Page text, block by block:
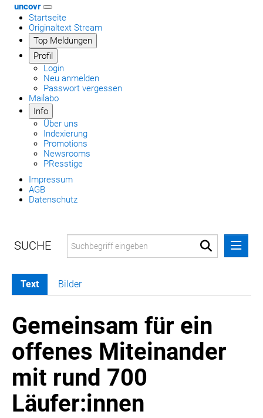
uncovr
Startseite
Originaltext Stream
Top Meldungen
Profil
Login
Neu anmelden
Passwort vergessen
Mailabo
Info
Über uns
Indexierung
Promotions
Newsrooms
PResstige
Impressum
AGB
Datenschutz
MELDUNGEN
COCA-COLA
COCA-COLA HBC ÖSTERREICH
RÖMERQUELLE
ÖSTERREICHISCHE SPORTHILFE
KESCH
Text Bilder
Gemeinsam für ein
offenes Miteinander
mit rund 700
Läufer:innen